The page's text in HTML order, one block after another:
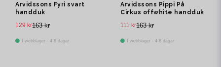
Arvidssons Fyri svart
handduk
163 kr
129 kr
I webblager - 4-8 dagar
Arvidssons Pippi På
Cirkus offwhite handduk
163 kr
111 kr
I webblager - 4-8 dagar